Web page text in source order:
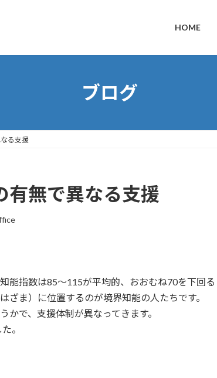
HOME
ブログ
る支援
有無で異なる支援
能指数は85～115が平均的、おおむね70を下回る
ざま）に位置するのが境界知能の人たちです。
で、支援体制が異なってきます。
。